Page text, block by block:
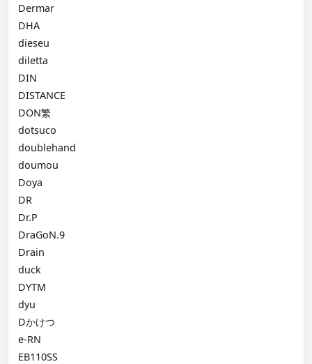
Dermar
DHA
dieseu
diletta
DIN
DISTANCE
DON繁
dotsuco
doublehand
doumou
Doya
DR
Dr.P
DraGoN.9
Drain
duck
DYTM
dyu
Dかけつ
e-RN
EB110SS